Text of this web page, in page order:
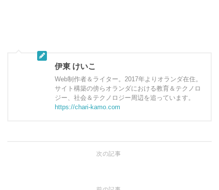
伊東 けいこ
Web制作者＆ライター。2017年よりオランダ在住。
サイト構築の傍らオランダにおける教育＆テクノロ
ジー、社会＆テクノロジー周辺を追っています。
https://chari-kamo.com
次の記事